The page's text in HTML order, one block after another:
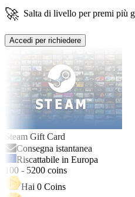
🚀 Salta di livello per premi più
Accedi per richiedere
Steam Gift Card
Consegna istantanea
Riscattabile in Europa
100 - 5200 coins
Hai 0 Coins